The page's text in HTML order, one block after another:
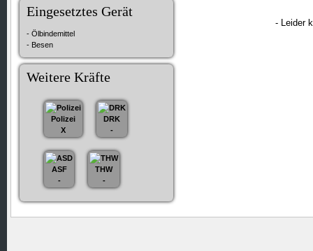
Eingesetztes Gerät
- Ölbindemittel
- Besen
Weitere Kräfte
Polizei
X
DRK
-
ASF
-
THW
-
- Leider